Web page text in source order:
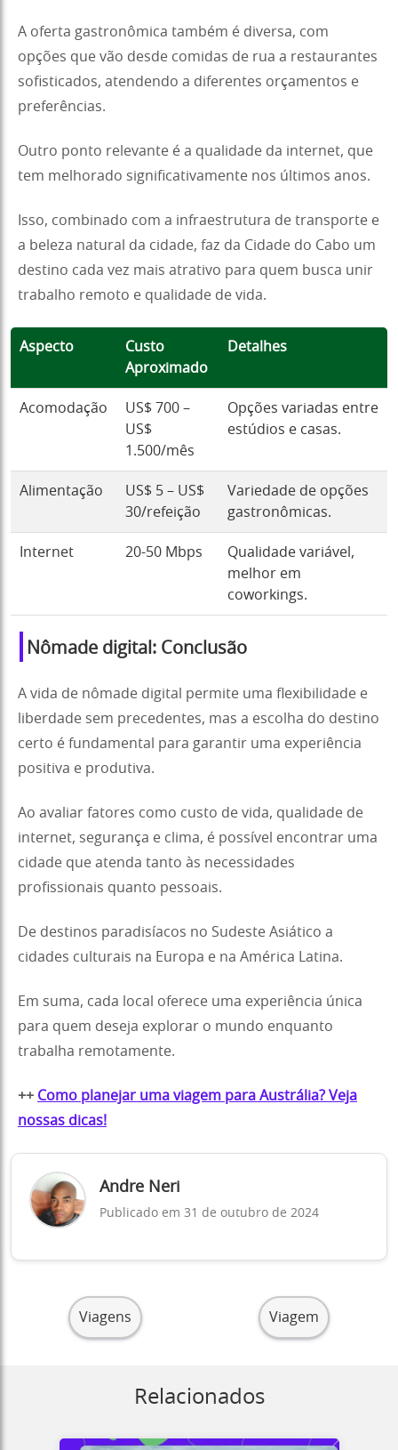
A oferta gastronômica também é diversa, com
opções que vão desde comidas de rua a restaurantes
sofisticados, atendendo a diferentes orçamentos e
preferências.
Outro ponto relevante é a qualidade da internet, que
tem melhorado significativamente nos últimos anos.
Isso, combinado com a infraestrutura de transporte e
a beleza natural da cidade, faz da Cidade do Cabo um
destino cada vez mais atrativo para quem busca unir
trabalho remoto e qualidade de vida.
Aspecto
Custo
Aproximado
Detalhes
Acomodação
US$ 700 –
US$
1.500/mês
Opções variadas entre
estúdios e casas.
Alimentação
US$ 5 – US$
30/refeição
Variedade de opções
gastronômicas.
Internet 20-50 Mbps
Qualidade variável,
melhor em
coworkings.
Nômade digital: Conclusão
A vida de nômade digital permite uma flexibilidade e
liberdade sem precedentes, mas a escolha do destino
certo é fundamental para garantir uma experiência
positiva e produtiva.
Ao avaliar fatores como custo de vida, qualidade de
internet, segurança e clima, é possível encontrar uma
cidade que atenda tanto às necessidades
profissionais quanto pessoais.
De destinos paradisíacos no Sudeste Asiático a
cidades culturais na Europa e na América Latina.
Em suma, cada local oferece uma experiência única
para quem deseja explorar o mundo enquanto
trabalha remotamente.
++ Como planejar uma viagem para Austrália? Veja
nossas dicas!
Andre Neri
Publicado em 31 de outubro de 2024
Viagens Viagem
Relacionados